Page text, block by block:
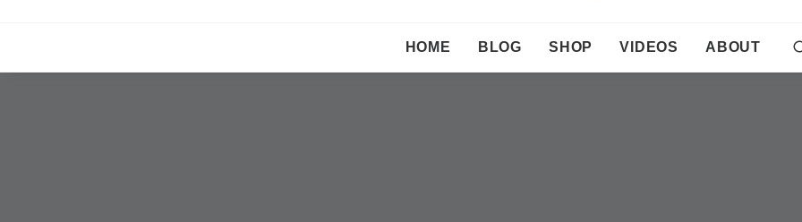
HOME BLOG SHOP VIDEOS ABOUT